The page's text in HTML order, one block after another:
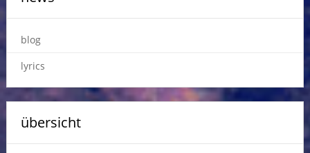
blog
lyrics
übersicht